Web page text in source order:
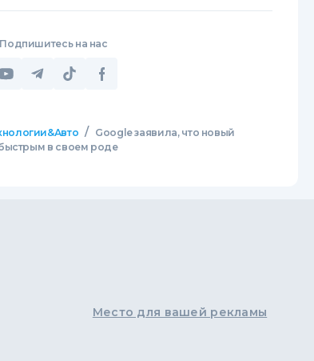
Подпишитесь на нас
/
Google заявила, что новый
в своем роде
Место для вашей рекламы